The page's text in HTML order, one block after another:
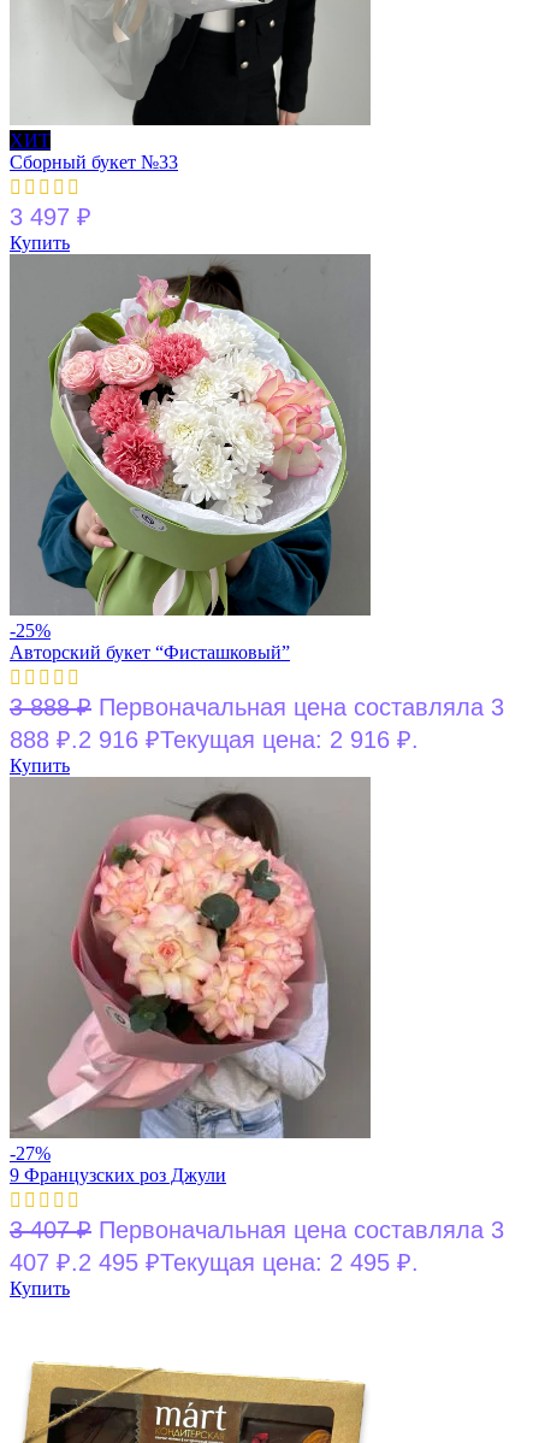
ХИТ
Сборный букет №33
3 497 ₽
Купить
-25%
Авторский букет “Фисташковый”
3 888₽ Первоначальная цена составляла 3
888 ₽.2 916 ₽Текущая цена: 2 916 ₽.
Купить
-27%
9 Французских роз Джули
3 407₽ Первоначальная цена составляла 3
407 ₽.2 495 ₽Текущая цена: 2 495 ₽.
Купить